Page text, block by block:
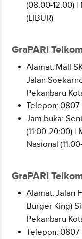
(08:00-12:00) |
(LIBUR)
GraPARI
Alamat: Mall
Jalan
Pekanbaru
Telepon: 0807
Jam buka:
(11:00-20:00) |
Nasional
GraPARI
Alamat: Jalan
Burger King)
Pekanbaru
Telepon: 0807